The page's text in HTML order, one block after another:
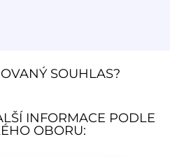
SOUHLAS?
INFORMACE PODLE
OBORU: